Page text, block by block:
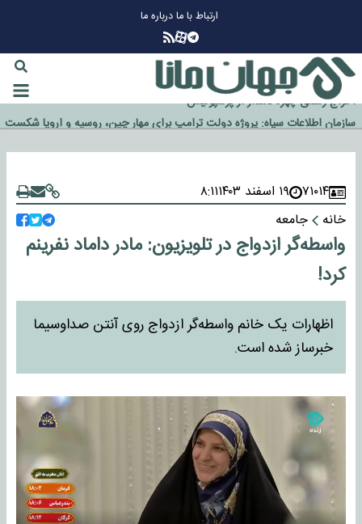
ارتباط با مادرباره ما
چرا طلا دوباره افزایشی شد؟
گزینه جدایی اوسمار روی میز مدیران پرسپولیس
آیا رئیس جمهور آمریکا قانون را دور می‌زند؟
اخراج رسمی چهره نامدار از پرسپولیس
خورد ۷۱۰۱۴ ۱۹ اسفند ۱۴۰۳
۸:۱۱
خانه
جامعه
واسطه‌گر ازدواج در تلویزیون: مادر داماد نفرینم
کرد!
اظهارات یک خانم واسطه‌گر ازدواج روی آنتن صداوسیما
خبرساز شده است.​